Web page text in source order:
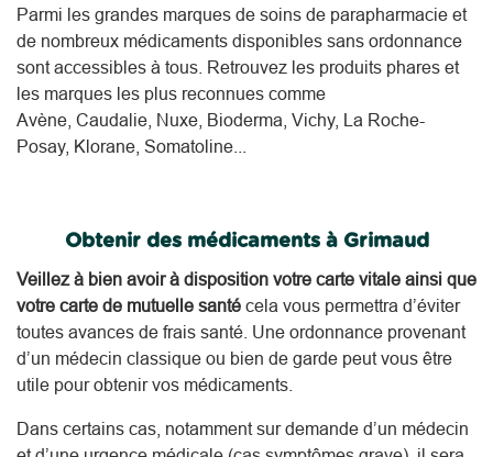
Parmi les grandes marques de soins de parapharmacie et
de nombreux médicaments disponibles sans ordonnance
sont accessibles à tous. Retrouvez les produits phares et
les marques les plus reconnues comme
Avène, Caudalie, Nuxe, Bioderma, Vichy, La Roche-
Posay, Klorane, Somatoline...
Obtenir des médicaments à Grimaud
Veillez à bien avoir à disposition votre carte vitale ainsi que
votre carte de mutuelle santé cela vous permettra d’éviter
toutes avances de frais santé. Une ordonnance provenant
d’un médecin classique ou bien de garde peut vous être
utile pour obtenir vos médicaments.
Dans certains cas, notamment sur demande d’un médecin